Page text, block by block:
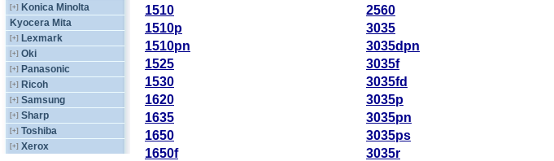
[+] Konica Minolta
Kyocera Mita
[+] Lexmark
[+] Oki
[+] Panasonic
[+] Ricoh
[+] Samsung
[+] Sharp
[+] Toshiba
[+] Xerox
1510
2560
1510p
3035
1510pn
3035dpn
1525
3035f
1530
3035fd
1620
3035p
1635
3035pn
1650
3035ps
1650f
3035r